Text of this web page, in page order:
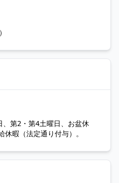
第2・第4土曜日、お盆休
暇（法定通り付与）。